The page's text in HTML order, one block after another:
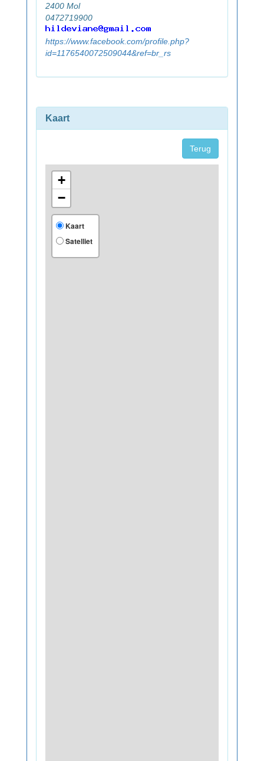
2400 Mol
0472719900
https://www.facebook.com/profile.php?
id=1176540072509044&ref=br_rs
Kaart
Terug
+
−
Kaart
Satelliet